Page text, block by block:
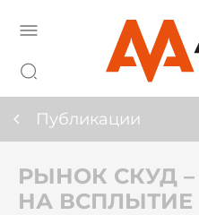
Публикации
РЫНОК СКУД
НА ВСПЛЫТИЕ